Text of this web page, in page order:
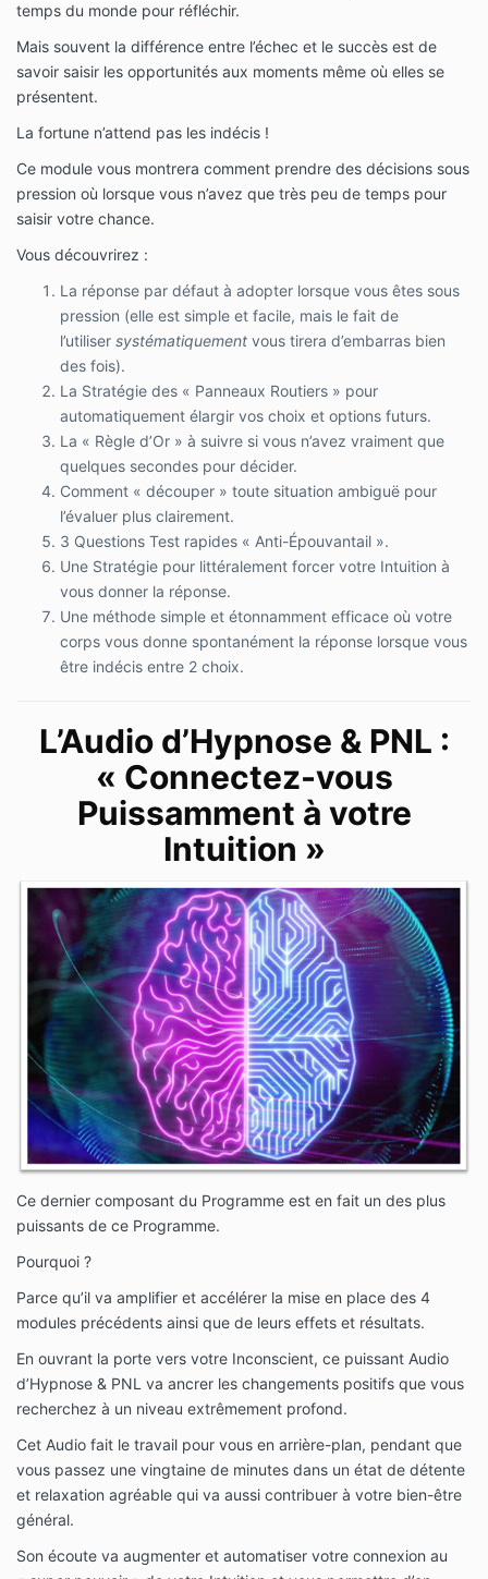
temps du monde pour réfléchir.
Mais souvent la différence entre l’échec et le succès est de
savoir saisir les opportunités aux moments même où elles se
présentent.
La fortune n’attend pas les indécis !
Ce module vous montrera comment prendre des décisions sous
pression où lorsque vous n’avez que très peu de temps pour
saisir votre chance.
Vous découvrirez :
La réponse par défaut à adopter lorsque vous êtes sous
pression (elle est simple et facile, mais le fait de
l’utiliser systématiquement vous tirera d’embarras bien
des fois).
La Stratégie des « Panneaux Routiers » pour
automatiquement élargir vos choix et options futurs.
La « Règle d’Or » à suivre si vous n’avez vraiment que
quelques secondes pour décider.
Comment « découper » toute situation ambiguë pour
l’évaluer plus clairement.
3 Questions Test rapides « Anti-Épouvantail ».
Une Stratégie pour littéralement forcer votre Intuition à
vous donner la réponse.
Une méthode simple et étonnamment efficace où votre
corps vous donne spontanément la réponse lorsque vous
être indécis entre 2 choix.
L’Audio d’Hypnose & PNL :
« Connectez-vous
Puissamment à votre
Intuition »
Ce dernier composant du Programme est en fait un des plus
puissants de ce Programme.
Pourquoi ?
Parce qu’il va amplifier et accélérer la mise en place des 4
modules précédents ainsi que de leurs effets et résultats.
En ouvrant la porte vers votre Inconscient, ce puissant Audio
d’Hypnose & PNL va ancrer les changements positifs que vous
recherchez à un niveau extrêmement profond.
Cet Audio fait le travail pour vous en arrière-plan, pendant que
vous passez une vingtaine de minutes dans un état de détente
et relaxation agréable qui va aussi contribuer à votre bien-être
général.
Son écoute va augmenter et automatiser votre connexion au